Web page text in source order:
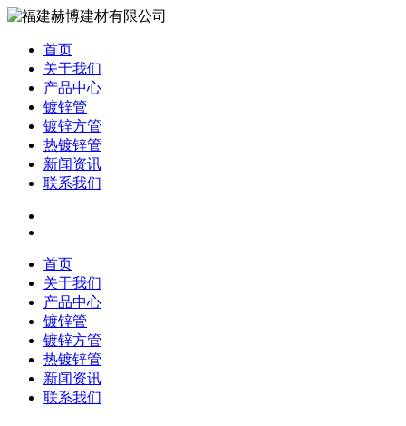
首页
关于我们
产品中心
镀锌管
镀锌方管
热镀锌管
新闻资讯
联系我们
首页
关于我们
产品中心
镀锌管
镀锌方管
热镀锌管
新闻资讯
联系我们